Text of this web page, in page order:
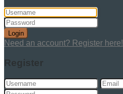
Login
Need an account? Register here!
Register